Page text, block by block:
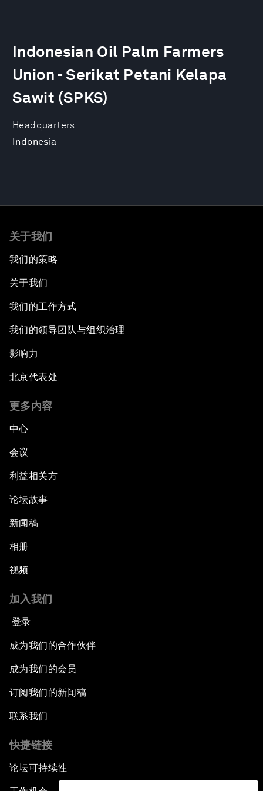
Headquarters
Indonesia
Indonesian Oil Palm Farmers
Union - Serikat Petani Kelapa
Sawit (SPKS)
关于我们
我们的策略
关于我们
我们的工作方式
我们的领导团队与组织治理
影响力
北京代表处
更多内容
中心
会议
利益相关方
论坛故事
新闻稿
相册
视频
加入我们
登录
成为我们的合作伙伴
成为我们的会员
订阅我们的新闻稿
联系我们
快捷链接
论坛可持续性